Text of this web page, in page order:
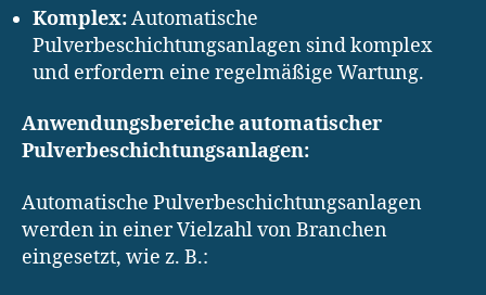
Komplex:Automatische
Pulverbeschichtungsanlagen sind komplex
und erfordern eine regelmäßige Wartung.
Anwendungsbereiche automatischer
Pulverbeschichtungsanlagen:
Automatische Pulverbeschichtungsanlagen
werden in einer Vielzahl von Branchen
eingesetzt, wie z. B.: